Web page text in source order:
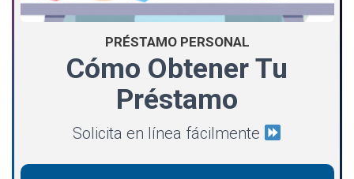
PRÉSTAMO PERSONAL
Cómo Obtener Tu
Préstamo
Solicita en línea fácilmente